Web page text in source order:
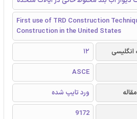
First use of TRD Construction
Construction in the United States
12
ASCE
ورد تایپ شده
9172